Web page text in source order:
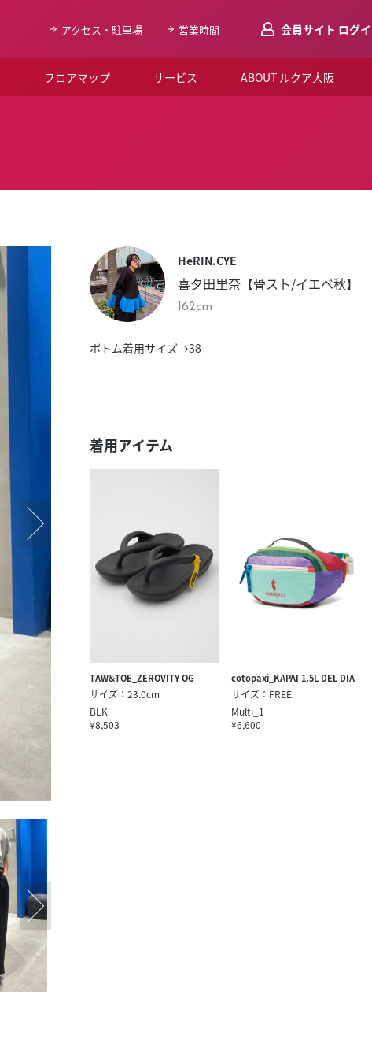
アクセス・駐車場 営業時間 会員サイト ログ
フロアマップ サービス ABOUT ルクア大阪
SNSアカウント一覧
LUCUAブライダルクラブ
HeRIN.CYE
喜夕田里奈【骨スト/イエベ秋】
162cm
ボトム着用サイズ→38
着用アイテム
TAW&TOE_ZEROVITY OG
サイズ：23.0cm
BLK
¥8,503
cotopaxi_KAPAI 1.5L DEL DIA
サイズ：FREE
Multi_1
¥6,600